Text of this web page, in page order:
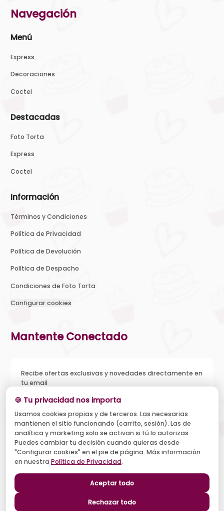
Navegación
Menú
Express
Decoraciones
Coctel
Destacadas
Foto Torta
Express
Coctel
Información
Términos y Condiciones
Política de Privacidad
Política de Devolución
Política de Despacho
Condiciones de Foto Torta
Configurar cookies
Mantente Conectado
Recibe ofertas exclusivas y novedades directamente en
tu email
Acepto recibir novedades y ofertas, y el tratamiento de mi
email según la Política de Privacidad . Puedo darme de baja
cuando quiera.
Suscribirse
🍪 Tu privacidad nos importa
Usamos cookies propias y de terceros. Las necesarias
mantienen el sitio funcionando (carrito, sesión). Las de
analítica y marketing solo se activan si tú lo autorizas.
Puedes cambiar tu decisión cuando quieras desde
"Configurar cookies" en el pie de página. Más información
en nuestra Política de Privacidad.
Aceptar todo
Rechazar todo